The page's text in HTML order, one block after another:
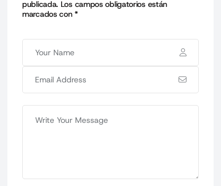
publicada. Los campos obligatorios están
marcados con*